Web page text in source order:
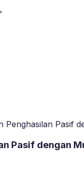
Penghasilan Pasif
Pasif dengan